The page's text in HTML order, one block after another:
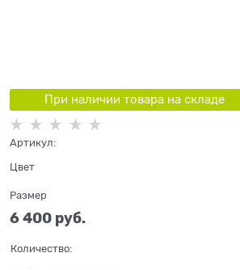
При наличии товара на складе
Артикул:
Цвет
Размер
6 400 руб.
Количество: